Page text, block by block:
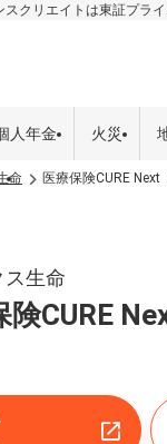
スクリエイトは東証プラ
人年金 火災
命 医療保険CURE Next
生命
険CURE